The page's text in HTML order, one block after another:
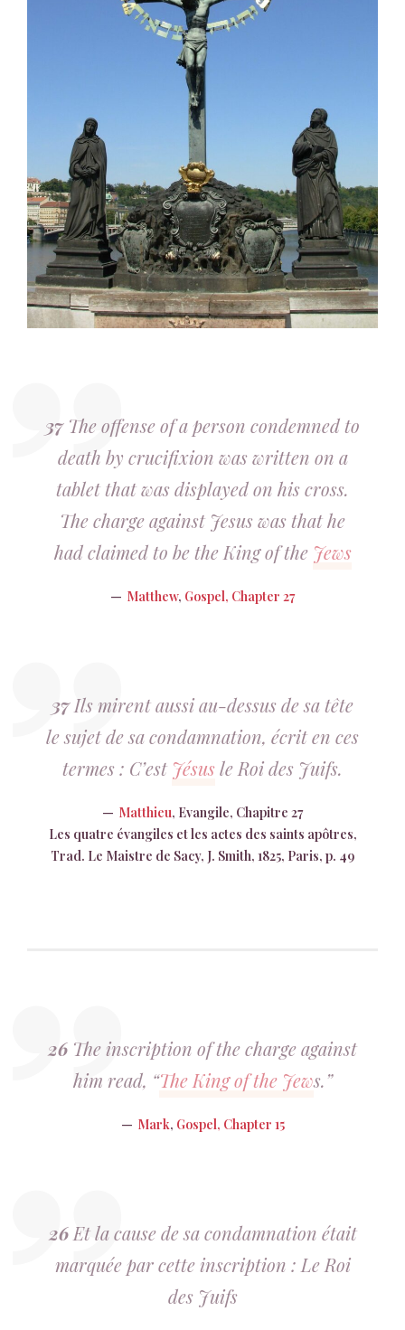
37The offense of a person condemned to
death by crucifixion was written on a
tablet that was displayed on his cross.
The charge against Jesus was that he
had claimed to be the King of the Jews
Matthew, Gospel, Chapter 27
37Ils mirent aussi au-dessus de sa tête
le sujet de sa condamnation, écrit en ces
termes : C’est Jésusle Roi des Juifs.
Matthieu, Evangile, Chapitre 27
Les quatre évangiles et les actes des saints apôtres,
Trad. Le Maistre de Sacy, J. Smith, 1825, Paris, p. 49
26 The inscription of the charge against
him read, “The King of the Jews.”
Mark, Gospel, Chapter 15
26Et la cause de sa condamnation était
marquée par cette inscription : Le Roi
des Juifs